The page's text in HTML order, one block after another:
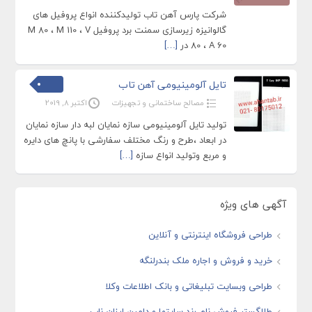
شرکت پارس آهن تاب تولیدکننده انواع پروفیل های
گالوانیزه زیرسازی سمنت برد پروفیل M 80 ، M 110 ، V
80 ، A 60 در
[…]
تایل آلومینیومی آهن تاب
مصالح ساختمانی و تجهیزات اکتبر 8, 2019
تولید تایل آلومینیومی سازه نمایان لبه دار سازه نمایان
در ابعاد ،طرح و رنگ مختلف سفارشی با پانچ های دایره
و مربع وتولید انواع سازه […]
آگهی های ویژه
طراحی فروشگاه اینترنتی و آنلاین
خرید و فروش و اجاره ملک بندرلنگه
طراحی وبسایت تبلیغاتی و بانک اطلاعات وکلا